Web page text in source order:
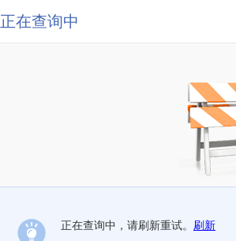
正在查询中
正在查询中，请刷新重试。 刷新